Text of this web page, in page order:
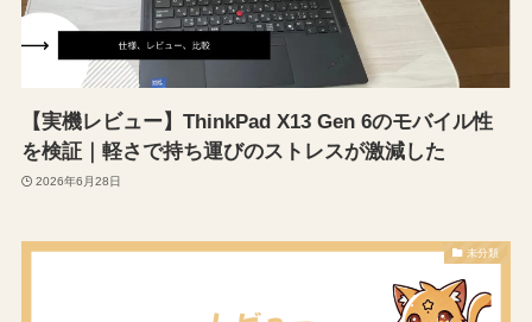
【実機レビュー】ThinkPad X13 Gen 6のモバイル性
を検証｜軽さで持ち運びのストレスが激減した
2026年6月28日
未分類